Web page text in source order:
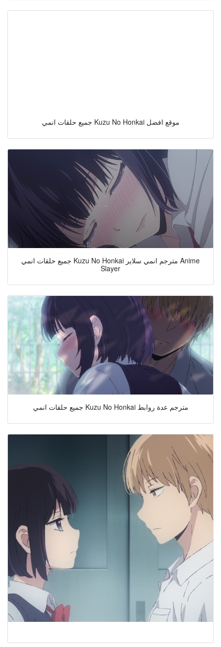
جميع حلقات انمي Kuzu No Honkai موقع افضل
جميع حلقات انمي Kuzu No Honkai مترجم انمي سلاير Anime
Slayer
جميع حلقات انمي Kuzu No Honkai مترجم عدة روابط